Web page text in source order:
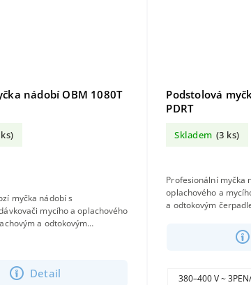
nádobí OBM 1080T
Detail
myčka nádobí s
mycího a oplachového
a odtokovým
Podstolová
PDRT
Skladem (3 ks)
Profesionální myčka
oplachového a
a odtokovým
380–400 V ~